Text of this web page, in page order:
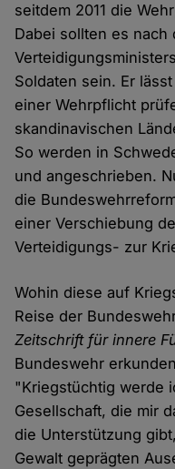
seitdem 2011 die
Dabei sollten es nach
Soldaten sein. Er
einer Wehrpflicht
skandinavischen
So werden in
und angeschrieben.
die
einer Verschiebung
Verteidigungs- zur
Wohin diese auf
Reise der
Zeitschrift für innere
Bundeswehr
"Kriegstüchtig werde
Gesellschaft, die mir
die Unterstützung
Gewalt geprägten